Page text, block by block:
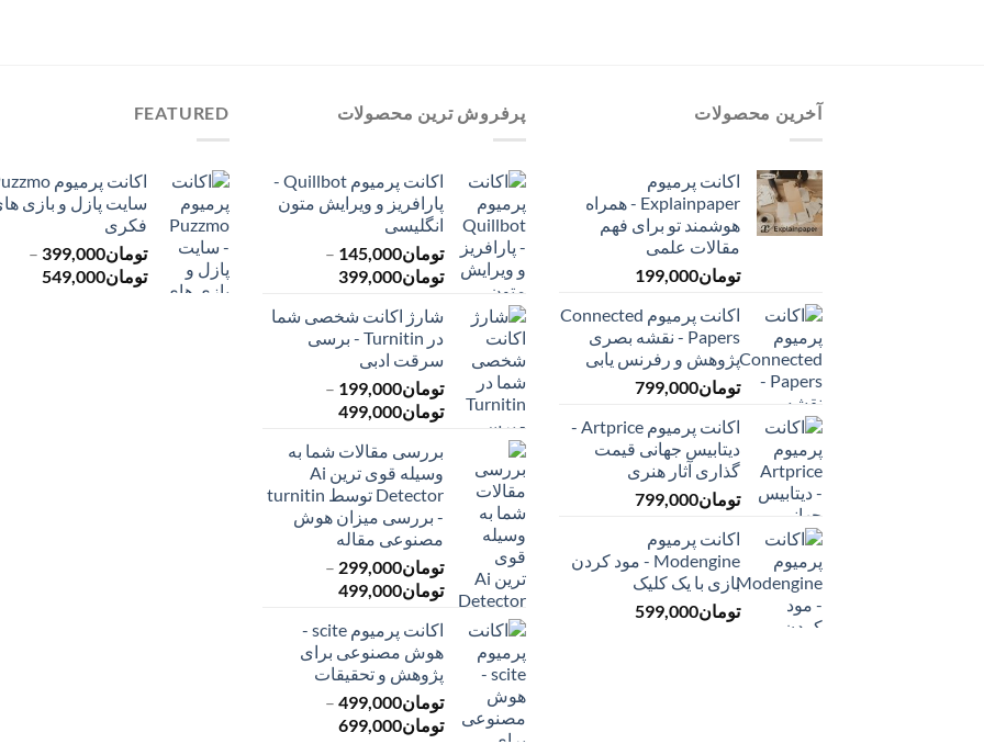
آخرین محصولات
اکانت پرمیوم
Explainpaper - همراه
هوشمند تو برای فهم
مقالات علمی
تومان199,000
اکانت پرمیوم Connected
Papers - نقشه بصری
پژوهش و رفرنس یابی
تومان799,000
اکانت پرمیوم Artprice -
دیتابیس جهانی قیمت
‌گذاری آثار هنری
تومان799,000
اکانت پرمیوم
Modengine - مود کردن
بازی با یک کلیک
تومان599,000
پرفروش ترین محصولات
اکانت پرمیوم Quillbot -
پارافریز و ویرایش متون
انگلیسی
تومان145,000
–
تومان399,000
تومان145,000
تا
شارژ اکانت شخصی شما
در Turnitin - برسی
سرقت ادبی
تومان199,000
–
تومان499,000محدوده
تومان199,000
تا
تومان499,000
بررسی مقالات شما به
وسیله قوی ترین Ai
Detector توسط turnitin
- بررسی میزان هوش
مصنوعی مقاله
تومان299,000
–
تومان499,000محدوده
تا
تومان499,000
اکانت پرمیوم scite -
هوش مصنوعی برای
پژوهش و تحقیقات
تومان499,000
–
تومان699,000محدوده
FEATURED
سایت پازل و بازی
فکری
تومان399,000
–
تومان549,000